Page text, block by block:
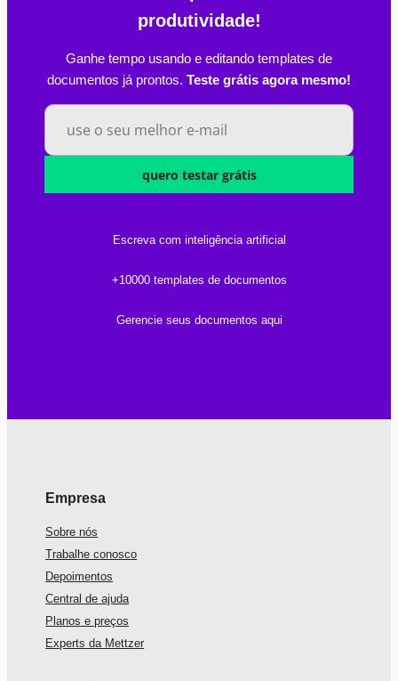
produtividade!
Ganhe tempo usando e editando templates de
documentos já prontos. Teste grátis agora mesmo!
quero testar grátis
Escreva com inteligência artificial
+10000 templates de documentos
Gerencie seus documentos aqui
Empresa
Sobre nós
Trabalhe conosco
Depoimentos
Central de ajuda
Planos e preços
Experts da Mettzer